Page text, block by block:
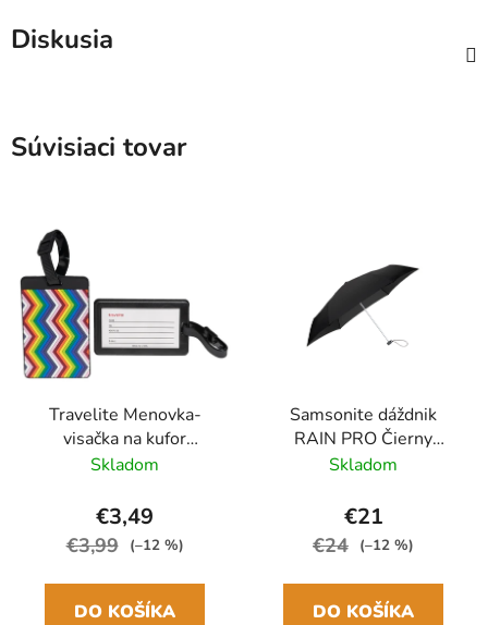
Diskusia
Súvisiaci tovar
Travelite Menovka-
visačka na kufor
Multicolor Waves
Skladom
€3,49
€3,99 (–12 %)
DO KOŠÍKA
Samsonite dáždnik
RAIN PRO Čierny
skladací manuálny
Skladom
€21
€24 (–12 %)
DO KOŠÍKA